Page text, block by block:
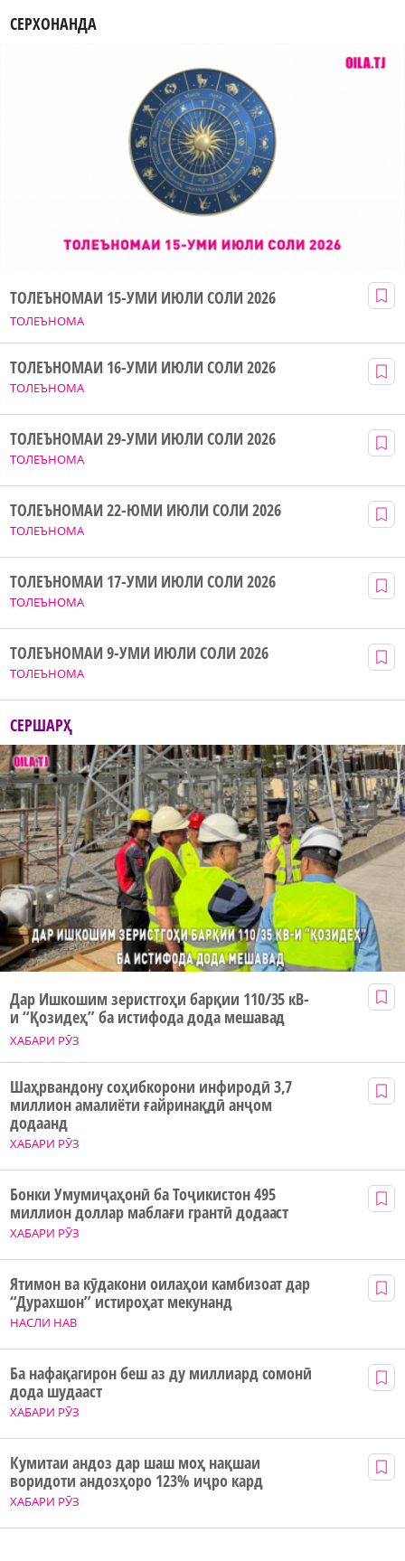
СЕРХОНАНДА
ТОЛЕЪНОМА
ТОЛЕЪНОМАИ 15-УМИ ИЮЛИ СОЛИ 2026
ТОЛЕЪНОМА
ТОЛЕЪНОМАИ 16-УМИ ИЮЛИ СОЛИ 2026
ТОЛЕЪНОМА
ТОЛЕЪНОМАИ 29-УМИ ИЮЛИ СОЛИ 2026
ТОЛЕЪНОМА
ТОЛЕЪНОМАИ 22-ЮМИ ИЮЛИ СОЛИ 2026
ТОЛЕЪНОМА
ТОЛЕЪНОМАИ 17-УМИ ИЮЛИ СОЛИ 2026
ТОЛЕЪНОМА
ТОЛЕЪНОМАИ 9-УМИ ИЮЛИ СОЛИ 2026
СЕРШАРҲ
ХАБАРИ РӮЗ
Дар Ишкошим зеристгоҳи барқии 110/35 кВ-
и “Қозидеҳ” ба истифода дода мешавад
ХАБАРИ РӮЗ
Шаҳрвандону соҳибкорони инфиродӣ 3,7
миллион амалиёти ғайринақдӣ анҷом
додаанд
ХАБАРИ РӮЗ
Бонки Умумиҷаҳонӣ ба Тоҷикистон 495
миллион доллар маблағи грантӣ додааст
НАСЛИ НАВ
Ятимон ва кӯдакони оилаҳои камбизоат дар
“Дурахшон” истироҳат мекунанд
ХАБАРИ РӮЗ
Ба нафақагирон беш аз ду миллиард сомонӣ
дода шудааст
ХАБАРИ РӮЗ
Кумитаи андоз дар шаш моҳ нақшаи
воридоти андозҳоро 123% иҷро кард